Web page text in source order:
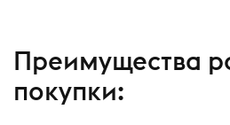
Преимущества
покупки: